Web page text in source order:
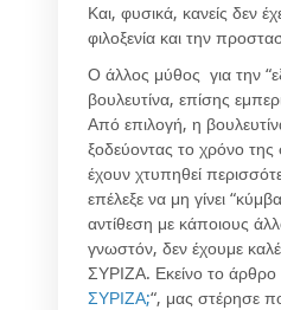
Και, φυσικά, κανείς δεν
φιλοξενία και την
Ο άλλος μύθος για την
βουλευτίνα, επίσης
Από επιλογή, η
ξοδεύοντας το χρόνο της
έχουν χτυπηθεί
επέλεξε να μη γίνει
αντίθεση με κάποιους
γνωστόν, δεν έχουμε
ΣΥΡΙΖΑ. Εκείνο το άρθρο
ΣΥΡΙΖΑ;“, μας στέρησε